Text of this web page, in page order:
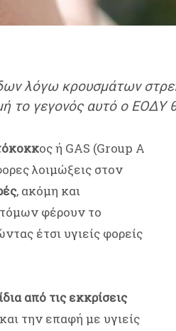
λόγω κρουσμάτων
γεγονός αυτό ο ΕΟΔΥ
ος ή GAS (Group A
λοιμώξεις στον
, ακόμη και
φέρουν το
έτσι υγιείς φορείς
από τις εκκρίσεις
την επαφή με υγιείς